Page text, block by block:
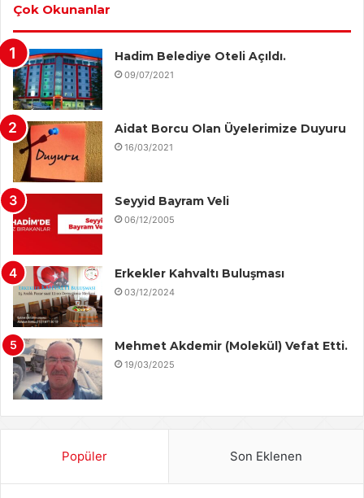
Çok Okunanlar
Hadim Belediye Oteli Açıldı.
09/07/2021
Aidat Borcu Olan Üyelerimize Duyuru
16/03/2021
Seyyid Bayram Veli
06/12/2005
Erkekler Kahvaltı Buluşması
03/12/2024
Mehmet Akdemir (Molekül) Vefat Etti.
19/03/2025
Popüler Son Eklenen